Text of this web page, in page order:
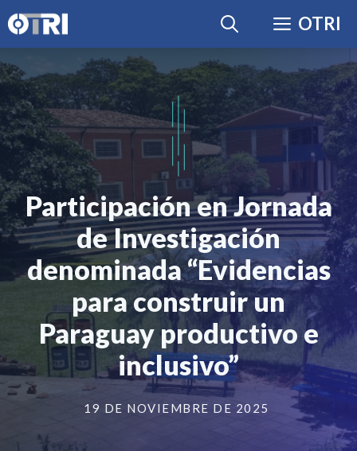
Saltar
al
contenido
OTRI
Participación en Jornada
de Investigación
denominada “Evidencias
para construir un
Paraguay productivo e
inclusivo”
19 DE NOVIEMBRE DE 2025